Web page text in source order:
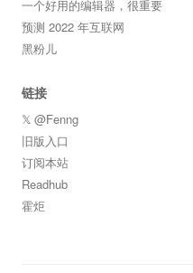
一个好用的编辑器，很重要
预测 2022 年互联网
黑粉儿
链接
𝕏 @Fenng
旧版入口
订阅本站
Readhub
霍炬